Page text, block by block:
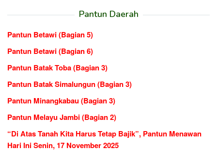
Pantun Daerah
Pantun Betawi (Bagian 5)
Pantun Betawi (Bagian 6)
Pantun Batak Toba (Bagian 3)
Pantun Batak Simalungun (Bagian 3)
Pantun Minangkabau (Bagian 3)
Pantun Melayu Jambi (Bagian 2)
“Di Atas Tanah Kita Harus Tetap Bajik”, Pantun Menawan
Hari Ini Senin, 17 November 2025